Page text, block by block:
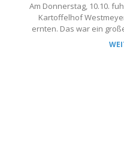
Am Donnerstag, 10.10.
Kartoffelhof
ernten. Das war ein